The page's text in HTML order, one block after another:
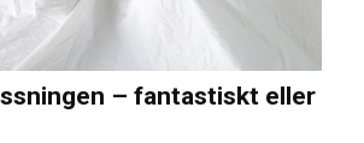
– fantastiskt eller